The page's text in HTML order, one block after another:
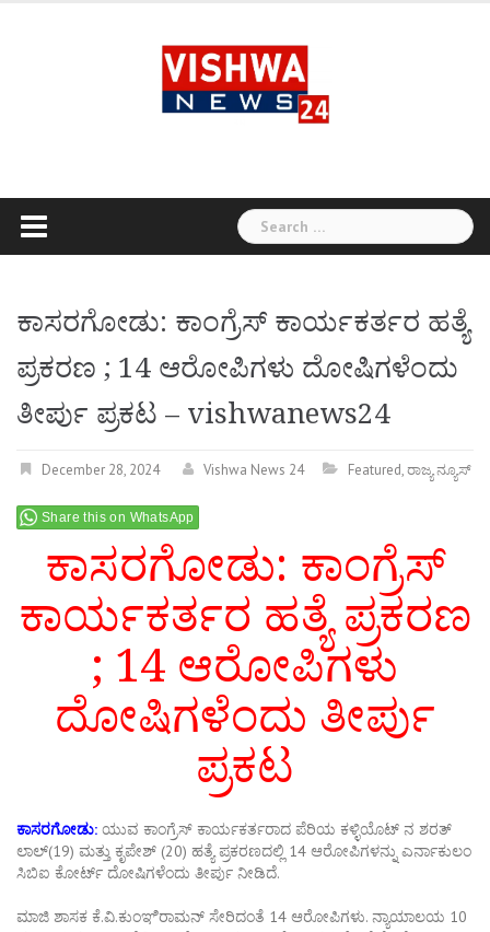
Search
for:
ಕಾಸರಗೋಡು: ಕಾಂಗ್ರೆಸ್ ಕಾರ್ಯಕರ್ತರ ಹತ್ಯೆ
ಪ್ರಕರಣ ; 14 ಆರೋಪಿಗಳು ದೋಷಿಗಳೆಂದು
ತೀರ್ಪು ಪ್ರಕಟ – vishwanews24
December 28, 2024 Vishwa News 24 Featured,ರಾಜ್ಯ ನ್ಯೂಸ್
Share this on WhatsApp
ಕಾಸರಗೋಡು: ಕಾಂಗ್ರೆಸ್
ಕಾರ್ಯಕರ್ತರ ಹತ್ಯೆ ಪ್ರಕರಣ
; 14 ಆರೋಪಿಗಳು
ದೋಷಿಗಳೆಂದು ತೀರ್ಪು
ಪ್ರಕಟ
ಕಾಸರಗೋಡು: ಯುವ ಕಾಂಗ್ರೆಸ್ ಕಾರ್ಯಕರ್ತರಾದ ಪೆರಿಯ ಕಳ್ಳಿಯೊಟ್ ನ ಶರತ್
ಲಾಲ್(19) ಮತ್ತು ಕೃಪೇಶ್ (20) ಹತ್ಯೆ ಪ್ರಕರಣದಲ್ಲಿ 14 ಆರೋಪಿಗಳನ್ನು ಎರ್ನಾಕುಲಂ
ಸಿಬಿಐ ಕೋರ್ಟ್ ದೋಷಿಗಳೆಂದು ತೀರ್ಪು ನೀಡಿದೆ.
ಮಾಜಿ ಶಾಸಕ ಕೆ.ವಿ.ಕುಂಞಿರಾಮನ್ ಸೇರಿದಂತೆ 14 ಆರೋಪಿಗಳು. ನ್ಯಾಯಾಲಯ 10